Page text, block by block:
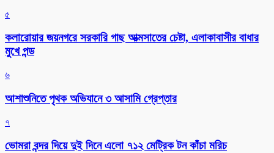
৫
কলারোয়ার জয়নগরে সরকারি গাছ আত্মসাতের চেষ্টা, এলাকাবাসীর বাধার
মুখে পন্ড
৬
আশাশুনিতে পৃথক অভিযানে ৩ আসামি গ্রেপ্তার
৭
ভোমরা বন্দর দিয়ে দুই দিনে এলো ৭১২ মেট্রিক টন কাঁচা মরিচ